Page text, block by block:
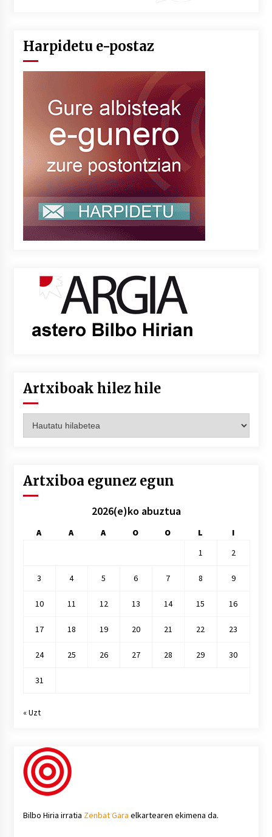
Harpidetu e-postaz
Artxiboak hilez hile
hilez
Artxiboa egunez egun
2026(e)ko abuztua
A A A O O L
I
1
2
3 4 5 6 7 8 9
10 11 12 13 14 15 16
17 18 19 20 21 22 23
24 25 26 27 28 29 30
31
« Uzt
Bilbo Hiria irratia Zenbat Gara elkartearen ekimena da.